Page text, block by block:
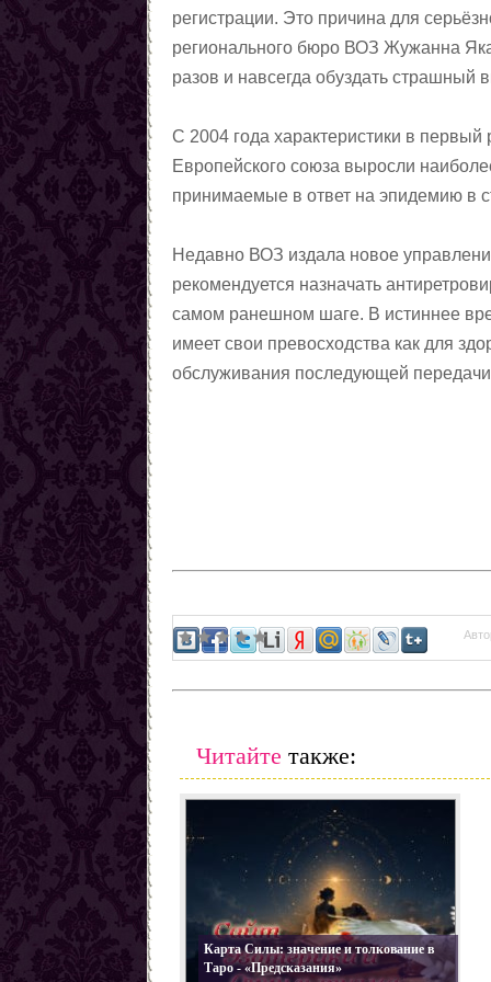
магии
Любовные ритуалы,
заговоры, привороты
чёрной магии
Первые шаги в колдовстве
Колдовская пирамида
Снять порчу
Снять сглаз
Снять проклятия
Заговоры от азарта
Заговоры от алчности
Заговоры от ленности
Заговоры от страха
Заговоры от алкоголизма
регистрации. Это причина для
регионального бюро ВОЗ Жужанна
разов и навсегда обуздать страшный
С 2004 года характеристики в
Европейского союза выросли
принимаемые в ответ на эпидемию в
Недавно ВОЗ издала новое
рекомендуется назначать
самом ранешном шаге. В истиннее
имеет свои превосходства как для
обслуживания последующей
Читайте также:
Карта Силы: значение и толкование в
Таро - «Предсказания»